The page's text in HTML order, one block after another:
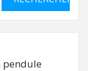
pendule